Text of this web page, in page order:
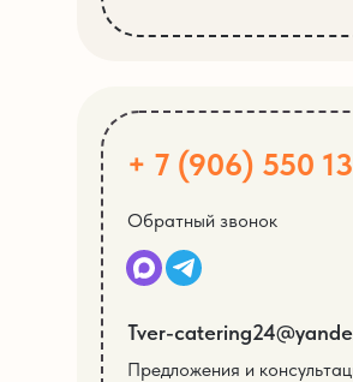
+ 7 (906) 550
Обратный звонок
Tver-
Предложения и